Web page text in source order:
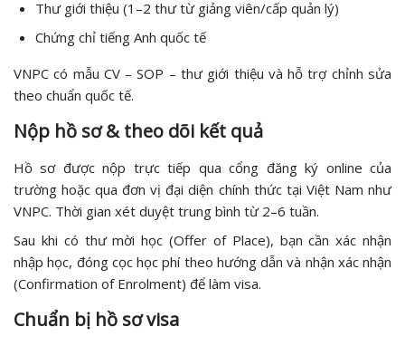
Thư giới thiệu (1–2 thư từ giảng viên/cấp quản lý)
Chứng chỉ tiếng Anh quốc tế
VNPC có mẫu CV – SOP – thư giới thiệu và hỗ trợ chỉnh sửa
theo chuẩn quốc tế.
Nộp hồ sơ & theo dõi kết quả
Hồ sơ được nộp trực tiếp qua cổng đăng ký online của
trường hoặc qua đơn vị đại diện chính thức tại Việt Nam như
VNPC. Thời gian xét duyệt trung bình từ 2–6 tuần.
Sau khi có thư mời học (Offer of Place), bạn cần xác nhận
nhập học, đóng cọc học phí theo hướng dẫn và nhận xác nhận
(Confirmation of Enrolment) để làm visa.
Chuẩn bị hồ sơ visa